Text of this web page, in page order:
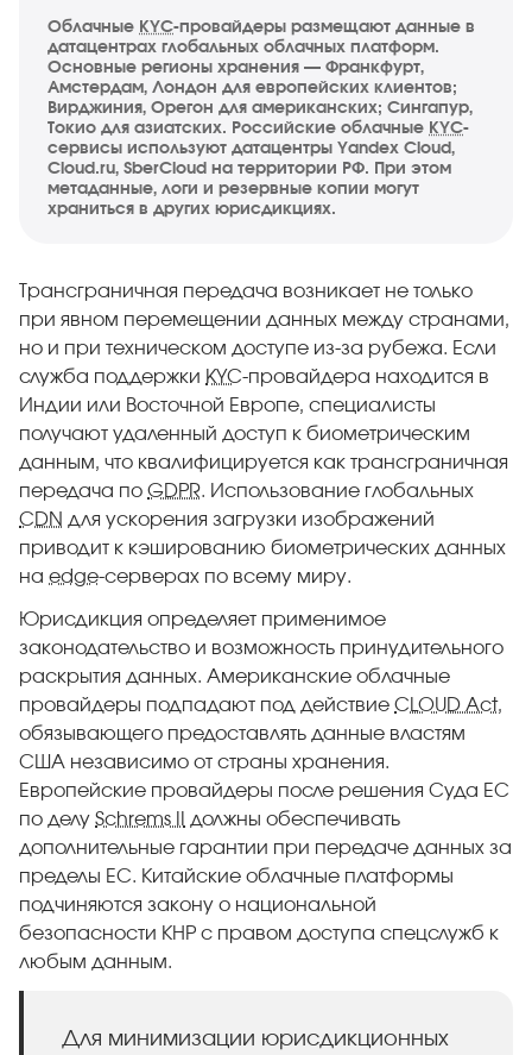
Облачные KYC-провайдеры размещают данные в
датацентрах глобальных облачных платформ.
Основные регионы хранения — Франкфурт,
Амстердам, Лондон для европейских клиентов;
Вирджиния, Орегон для американских; Сингапур,
Токио для азиатских. Российские облачные KYC-
сервисы используют датацентры Yandex Cloud,
Cloud.ru, SberCloud на территории РФ. При этом
метаданные, логи и резервные копии могут
храниться в других юрисдикциях.
Трансграничная передача возникает не только
при явном перемещении данных между странами,
но и при техническом доступе из-за рубежа. Если
служба поддержки KYC-провайдера находится в
Индии или Восточной Европе, специалисты
получают удаленный доступ к биометрическим
данным, что квалифицируется как трансграничная
передача по GDPR. Использование глобальных
CDN для ускорения загрузки изображений
приводит к кэшированию биометрических данных
на edge-серверах по всему миру.
Юрисдикция определяет применимое
законодательство и возможность принудительного
раскрытия данных. Американские облачные
провайдеры подпадают под действие CLOUD Act,
обязывающего предоставлять данные властям
США независимо от страны хранения.
Европейские провайдеры после решения Суда ЕС
по делу Schrems II
должны обеспечивать
дополнительные гарантии при передаче данных за
пределы ЕС. Китайские облачные платформы
подчиняются закону о национальной
безопасности КНР с правом доступа спецслужб к
любым данным.
Для минимизации юрисдикционных